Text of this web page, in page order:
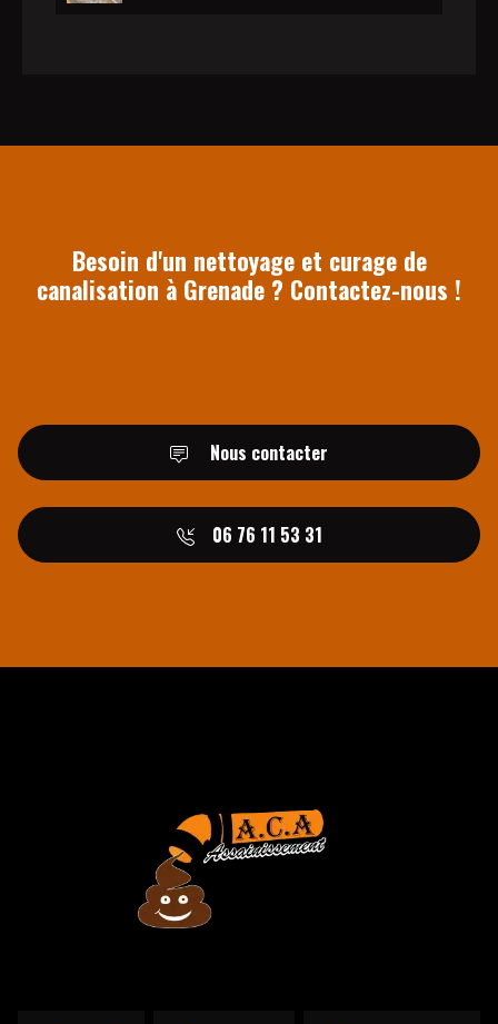
Besoin d'un nettoyage et curage de
canalisation à Grenade ? Contactez-nous !
Nous contacter
06 76 11 53 31